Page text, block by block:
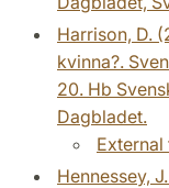
Harrison, D.
kvinna?.
20. Hb
Dagbladet.
Hennessey,